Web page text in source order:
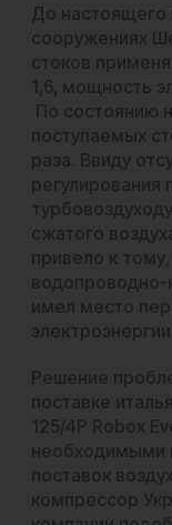
До настоящего
сооружениях
стоков
1,6, мощность
По состоянию
поступаемых
раза. Ввиду
регулирования
сжатого
привело к
водопроводно-
имел место
Решение
поставке
125/4P Robox
необходимыми
поставок
компрессор